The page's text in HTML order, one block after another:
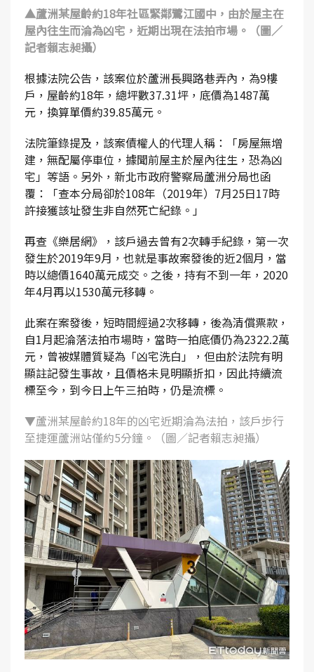
▲蘆洲某屋齡約18年社區緊鄰鷺江國中，由於屋主在
屋內往生而淪為凶宅，近期出現在法拍市場。（圖／
記者賴志昶攝）
根據法院公告，該案位於蘆洲長興路巷弄內，為9樓
戶，屋齡約18年，總坪數37.31坪，底價為1487萬
元，換算單價約39.85萬元。
法院筆錄提及，該案債權人的代理人稱：「房屋無增
建，無配屬停車位，據聞前屋主於屋內往生，恐為凶
宅」等語。另外，新北市政府警察局蘆洲分局也函
覆：「查本分局卻於108年（2019年）7月25日17時
許接獲該址發生非自然死亡紀錄。」
再查《樂居網》，該戶過去曾有2次轉手紀錄，第一次
發生於2019年9月，也就是事故案發後的近2個月，當
時以總價1640萬元成交。之後，持有不到一年，2020
年4月再以1530萬元移轉。
此案在案發後，短時間經過2次移轉，後為清償票款，
自1月起淪落法拍市場時，當時一拍底價仍為2322.2萬
元，曾被媒體質疑為「凶宅洗白」，但由於法院有明
顯註記發生事故，且價格未見明顯折扣，因此持續流
標至今，到今日上午三拍時，仍是流標。
▼蘆洲某屋齡約18年的凶宅近期淪為法拍，該戶步行
至捷運蘆洲站僅約5分鐘。（圖／記者賴志昶攝）